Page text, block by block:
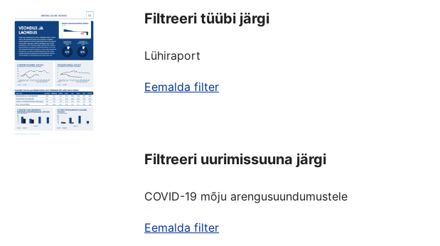
Filtreeri tüübi järgi
Lühiraport
Eemalda filter
Filtreeri uurimissuuna järgi
COVID-19 mõju arengusuundumustele
Eemalda filter